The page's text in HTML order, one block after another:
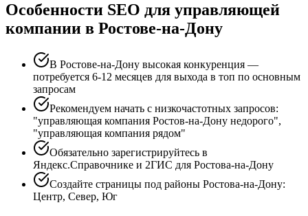
Особенности SEO для управляющей
компании в Ростове-на-Дону
В Ростове-на-Дону высокая конкуренция —
потребуется 6-12 месяцев для выхода в топ по основным
запросам
Рекомендуем начать с низкочастотных запросов:
"управляющая компания Ростов-на-Дону недорого",
"управляющая компания рядом"
Обязательно зарегистрируйтесь в
Яндекс.Справочнике и 2ГИС для Ростова-на-Дону
Создайте страницы под районы Ростова-на-Дону:
Центр, Север, Юг